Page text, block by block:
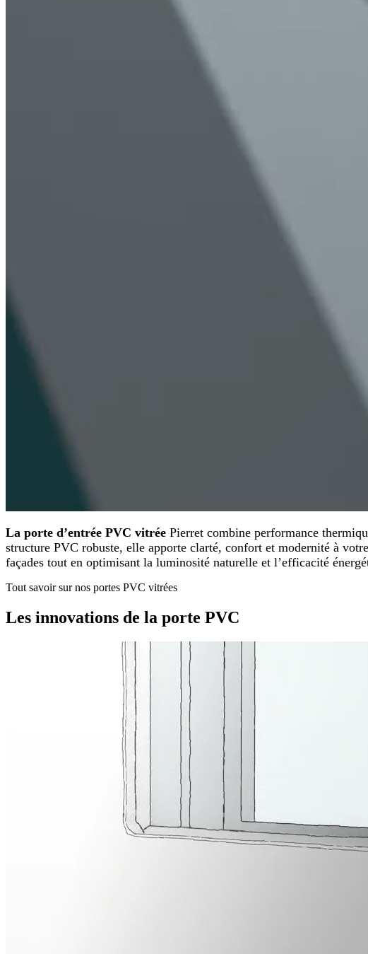
La porte d’entrée PVC vitrée Pierret combine performance
structure PVC robuste, elle apporte clarté, confort et modernité à
façades tout en optimisant la luminosité naturelle et l’efficacité
Tout savoir sur nos portes PVC vitrées
Les innovations de la porte PVC